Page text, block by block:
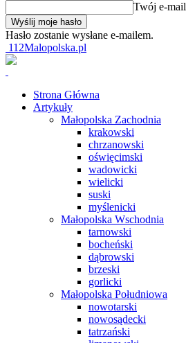
Twój e-mail
Hasło zostanie wysłane e-mailem.
112Malopolska.pl
Strona Główna
Artykuły
Małopolska Zachodnia
krakowski
chrzanowski
oświęcimski
wadowicki
wielicki
suski
myślenicki
Małopolska Wschodnia
tarnowski
bocheński
dąbrowski
brzeski
gorlicki
Małopolska Południowa
nowotarski
nowosądecki
tatrzański